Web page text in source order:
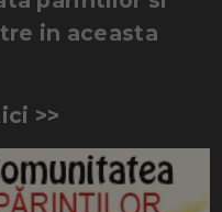
in aceasta
>>